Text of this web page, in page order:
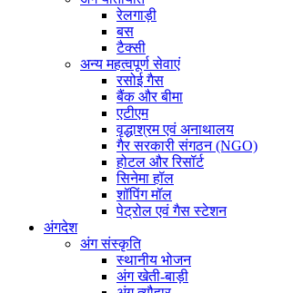
रेलगाड़ी
बस
टैक्सी
अन्य महत्वपूर्ण सेवाएं
रसोई गैस
बैंक और बीमा
एटीएम
वृद्धाश्रम एवं अनाथालय
गैर सरकारी संगठन (NGO)
होटल और रिसॉर्ट
सिनेमा हॉल
शॉपिंग मॉल
पेट्रोल एवं गैस स्टेशन
अंगदेश
अंग संस्कृति
स्थानीय भोजन
अंग खेती-बाड़ी